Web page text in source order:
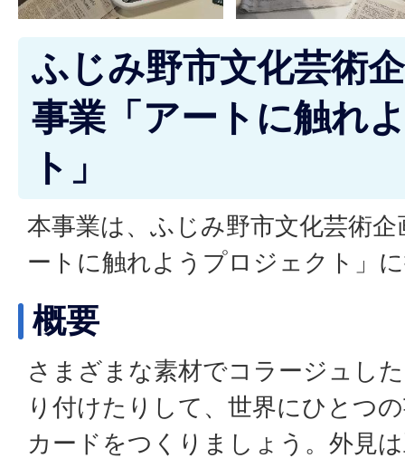
ふじみ野市文化芸術
事業「アートに触れ
ト」
本事業は、ふじみ野市文化芸術
ートに触れようプロジェクト」
概要
さまざまな素材でコラージュし
り付けたりして、世界にひとつ
カードをつくりましょう。外見